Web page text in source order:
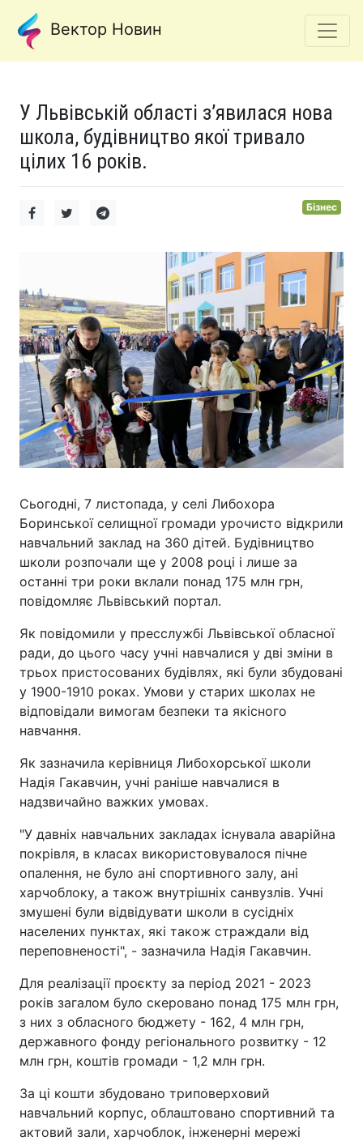
Вектор Новин
У Львівській області з’явилася нова
школа, будівництво якої тривало
цілих 16 років.
Бізнес
Сьогодні, 7 листопада, у селі Либохора
Боринської селищної громади урочисто відкрили
навчальний заклад на 360 дітей. Будівництво
школи розпочали ще у 2008 році і лише за
останні три роки вклали понад 175 млн грн,
повідомляє Львівський портал.
Як повідомили у пресслужбі Львівської обласної
ради, до цього часу учні навчалися у дві зміни в
трьох пристосованих будівлях, які були збудовані
у 1900-1910 роках. Умови у старих школах не
відповідали вимогам безпеки та якісного
навчання.
Як зазначила керівниця Либохорської школи
Надія Гакавчин, учні раніше навчалися в
надзвичайно важких умовах.
"У давніх навчальних закладах існувала аварійна
покрівля, в класах використовувалося пічне
опалення, не було ані спортивного залу, ані
харчоблоку, а також внутрішніх санвузлів. Учні
змушені були відвідувати школи в сусідніх
населених пунктах, які також страждали від
переповненості", - зазначила Надія Гакавчин.
Для реалізації проєкту за період 2021 - 2023
років загалом було скеровано понад 175 млн грн,
з них з обласного бюджету - 162, 4 млн грн,
державного фонду регіонального розвитку - 12
млн грн, коштів громади - 1,2 млн грн.
За ці кошти збудовано триповерховий
навчальний корпус, облаштовано спортивний та
актовий зали, харчоблок, інженерні мережі